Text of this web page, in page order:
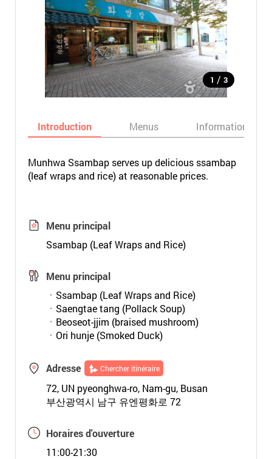
1 / 3
Introduction Menus Informations
Munhwa Ssambap serves up delicious ssambap
(leaf wraps and rice) at reasonable prices.
Menu principal
Ssambap (Leaf Wraps and Rice)
Menu principal
ㆍSsambap (Leaf Wraps and Rice)
ㆍSaengtae tang (Pollack Soup)
ㆍBeoseot-jjim (braised mushroom)
ㆍOri hunje (Smoked Duck)
Adresse Chercher itinéraire
72, UN pyeonghwa-ro, Nam-gu, Busan
부산광역시 남구 유엔평화로 72
Horaires d'ouverture
11:00-21:30